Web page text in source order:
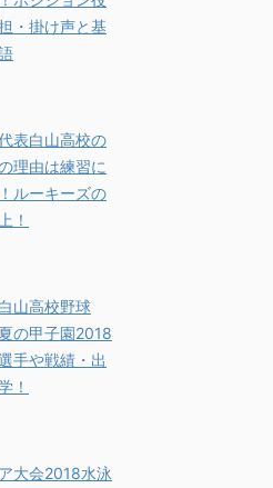
・掛け声と基
表白山高校の
理由は練習に
ルーキーズの
！
山高校野球
の甲子園2018
手や戦績・出
！
大会2018水泳